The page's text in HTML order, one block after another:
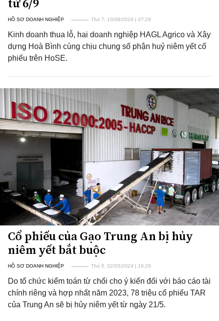
HỒ SƠ DOANH NGHIỆP Thứ 7, 10/08/2024 | 07:29
Kinh doanh thua lỗ, hai doanh nghiệp HAGL Agrico và Xây
dựng Hoà Bình cùng chịu chung số phận huỷ niêm yết cổ
phiếu trên HoSE.
Cổ phiếu của Gạo Trung An bị hủy
niêm yết bắt buộc
HỒ SƠ DOANH NGHIỆP Thứ 5, 02/05/2024 | 16:29
Do tổ chức kiểm toán từ chối cho ý kiến đối với báo cáo tài
chính riêng và hợp nhất năm 2023, 78 triệu cổ phiếu TAR
của Trung An sẽ bị hủy niêm yết từ ngày 21/5.